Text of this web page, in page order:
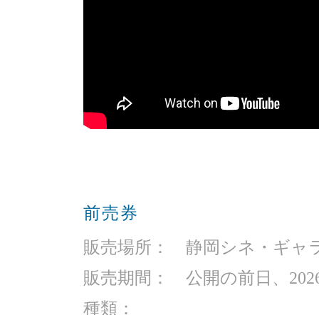
前売券
販売場所： 静岡シネ・ギャ
販売期間： 公開の前日、
種類：